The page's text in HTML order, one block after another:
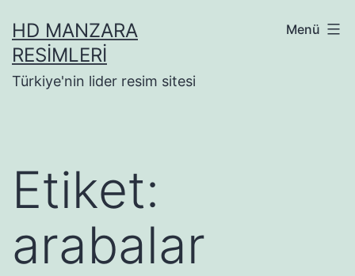
geçHD MANZARA
RESIMLERI
Türkiye'nin lider resim sitesi
Menü
Etiket:
arabalar